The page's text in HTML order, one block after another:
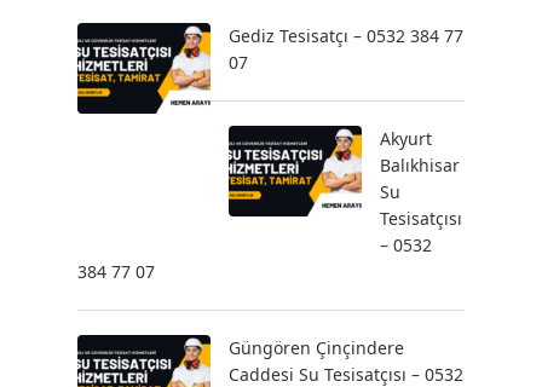
Gediz Tesisatçı – 0532 384 77
07
Akyurt
Balıkhisar
Su
Tesisatçısı
– 0532
384 77 07
Güngören Çinçindere
Caddesi Su Tesisatçısı – 0532